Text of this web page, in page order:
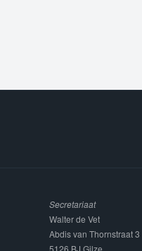
Secretariaat
Walter de Vet
Abdis van Thornstraat 3
5126 BJ Gilze